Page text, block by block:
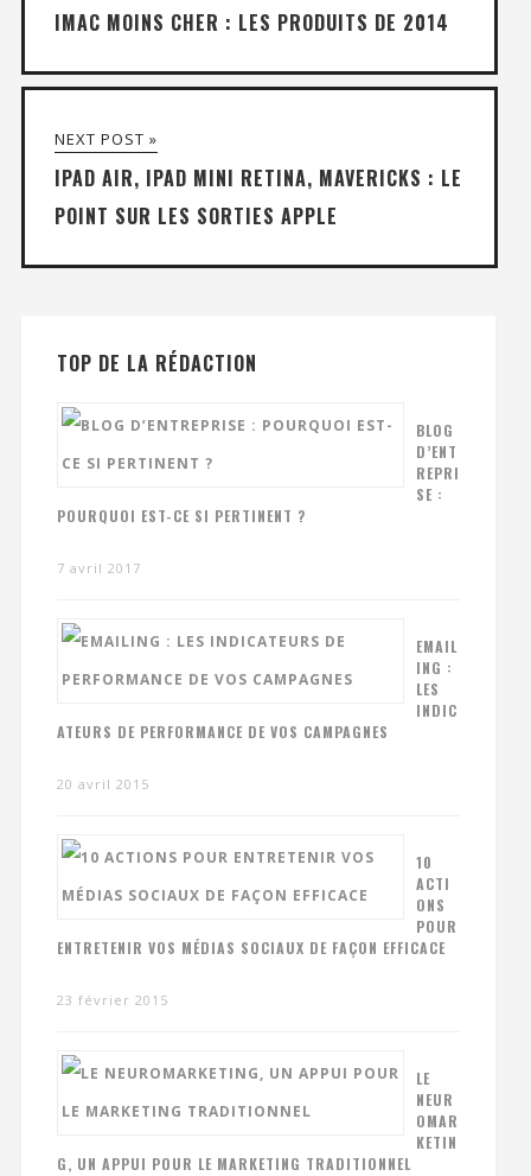
IMAC MOINS CHER : LES PRODUITS DE 2014
NEXT POST »
IPAD AIR, IPAD MINI RETINA, MAVERICKS : LE
POINT SUR LES SORTIES APPLE
TOP DE LA RÉDACTION
BLOG
D’ENT
REPRI
SE :
POURQUOI EST-CE SI PERTINENT ?
7 avril 2017
EMAIL
ING :
LES
INDIC
ATEURS DE PERFORMANCE DE VOS CAMPAGNES
20 avril 2015
10
ACTI
ONS
POUR
ENTRETENIR VOS MÉDIAS SOCIAUX DE FAÇON EFFICACE
23 février 2015
LE
NEUR
OMAR
KETIN
G, UN APPUI POUR LE MARKETING TRADITIONNEL